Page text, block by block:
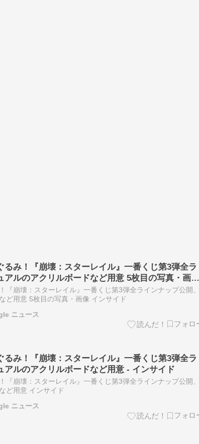
るみ！『崩壊：スターレイル』一番くじ第3弾全ラ
アルのアクリルボードなど用意 5枚目の写真・画像
『崩壊：スターレイル』一番くじ第3弾全ラインナップ公開、
ど用意 5枚目の写真・画像 インサイド
ニュース
るみ！『崩壊：スターレイル』一番くじ第3弾全ラ
アルのアクリルボードなど用意 - インサイド
『崩壊：スターレイル』一番くじ第3弾全ラインナップ公開、
ど用意 インサイド
ニュース